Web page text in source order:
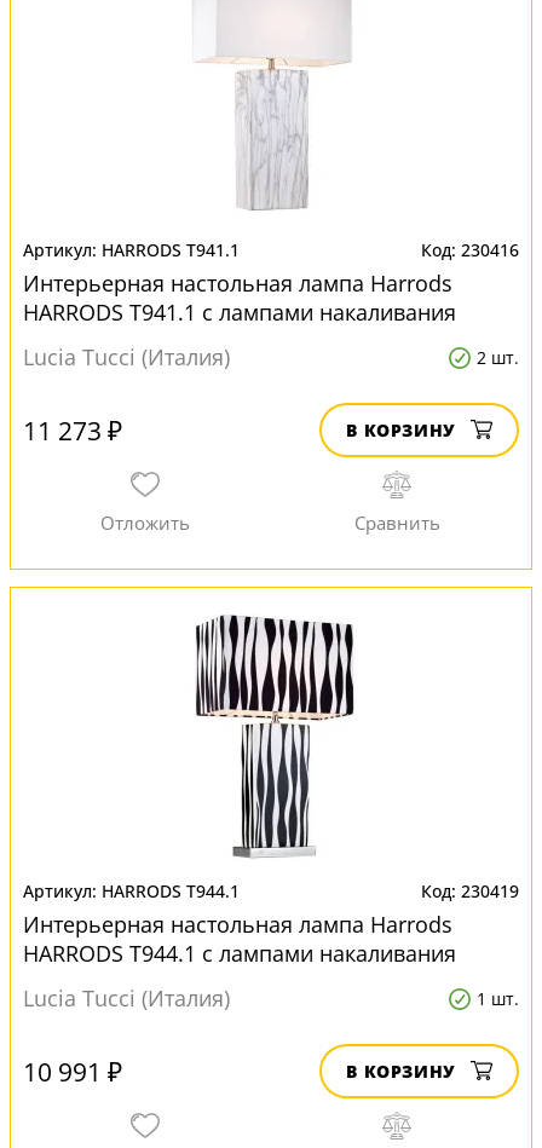
HARRODS T941.1 230416
Интерьерная настольная лампа Harrods
HARRODS T941.1 с лампами накаливания
Lucia Tucci (Италия)
2 шт.
11 273 ₽ В КОРЗИНУ
HARRODS T944.1 230419
Интерьерная настольная лампа Harrods
HARRODS T944.1 с лампами накаливания
Lucia Tucci (Италия)
1 шт.
10 991 ₽ В КОРЗИНУ